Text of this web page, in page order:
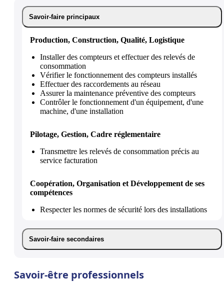
Savoir-faire principaux
Production, Construction, Qualité, Logistique
Installer des compteurs et effectuer des relevés de
consommation
Vérifier le fonctionnement des compteurs installés
Effectuer des raccordements au réseau
Assurer la maintenance préventive des compteurs
Contrôler le fonctionnement d'un équipement, d'une
machine, d'une installation
Pilotage, Gestion, Cadre réglementaire
Transmettre les relevés de consommation précis au
service facturation
Coopération, Organisation et Développement de ses
compétences
Respecter les normes de sécurité lors des installations
Savoir-faire secondaires
Savoir-être professionnels